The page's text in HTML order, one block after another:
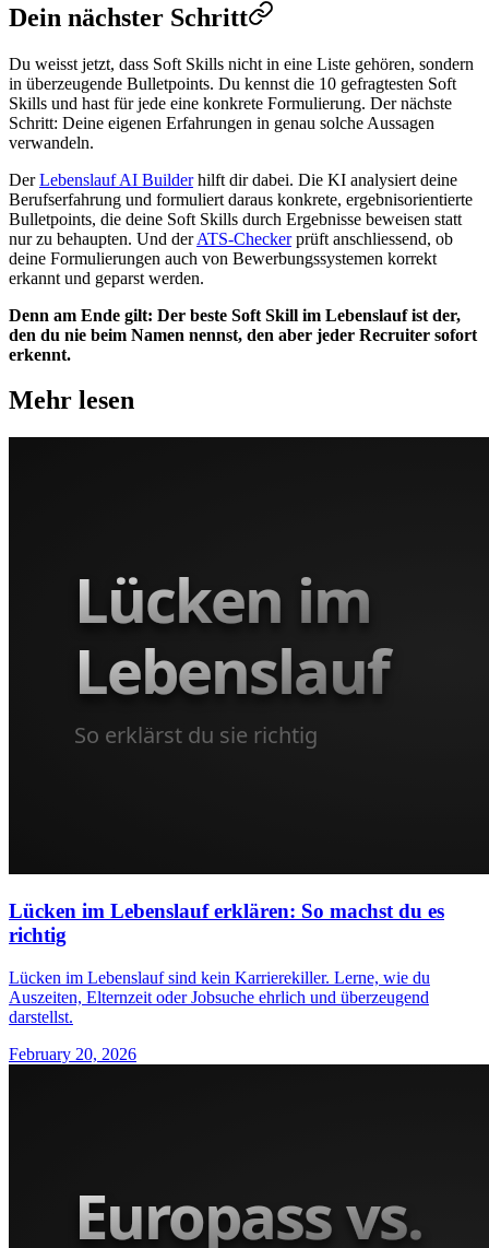
Dein nächster Schritt
Du weisst jetzt, dass Soft Skills nicht in eine Liste gehören, sondern
in überzeugende Bulletpoints. Du kennst die 10 gefragtesten Soft
Skills und hast für jede eine konkrete Formulierung. Der nächste
Schritt: Deine eigenen Erfahrungen in genau solche Aussagen
verwandeln.
DerLebenslauf AI Builderhilft dir dabei. Die KI analysiert deine
Berufserfahrung und formuliert daraus konkrete, ergebnisorientierte
Bulletpoints, die deine Soft Skills durch Ergebnisse beweisen statt
nur zu behaupten. Und derATS-Checkerprüft anschliessend, ob
deine Formulierungen auch von Bewerbungssystemen korrekt
erkannt und geparst werden.
Denn am Ende gilt: Der beste Soft Skill im Lebenslauf ist der,
den du nie beim Namen nennst, den aber jeder Recruiter sofort
erkennt.
Mehr lesen
Lücken im Lebenslauf erklären: So machst du es
richtig
Lücken im Lebenslauf sind kein Karrierekiller. Lerne, wie du
Auszeiten, Elternzeit oder Jobsuche ehrlich und überzeugend
darstellst.
February 20, 2026